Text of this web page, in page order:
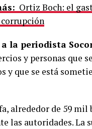
Ortiz Boch: el
corrupción
la periodista
y personas que
y que se está
alrededor de 59
las autoridades. La